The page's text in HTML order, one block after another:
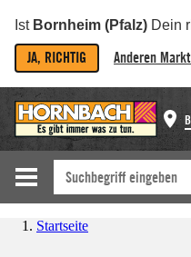
Ist Bornheim (Pfalz) Dein
JA, RICHTIG Anderen
Startseite